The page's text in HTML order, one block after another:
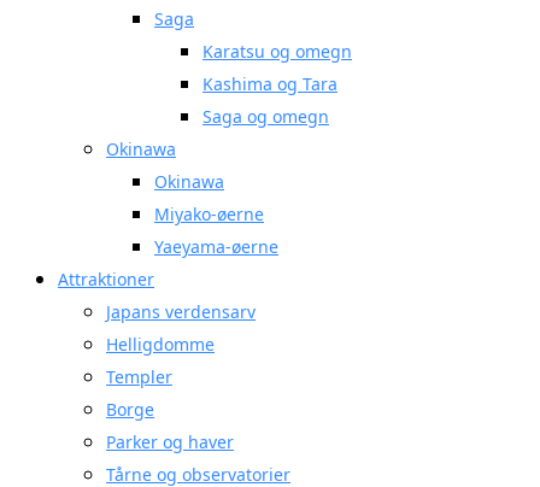
Saga
Karatsu og omegn
Kashima og Tara
Saga og omegn
Okinawa
Okinawa
Miyako-øerne
Yaeyama-øerne
Attraktioner
Japans verdensarv
Helligdomme
Templer
Borge
Parker og haver
Tårne og observatorier